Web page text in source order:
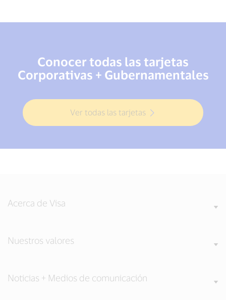
Conocer todas las tarjetas
Corporativas + Gubernamentales
Ver todas las tarjetas
Acerca de Visa
Nuestros valores
Noticias + Medios de comunicación